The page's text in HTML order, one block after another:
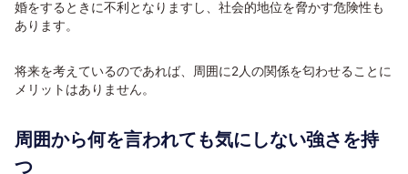
婚をするときに不利となりますし、社会的地位を脅かす危険性も
あります。
将来を考えているのであれば、周囲に2人の関係を匂わせることに
メリットはありません。
周囲から何を言われても気にしない強さを持
つ